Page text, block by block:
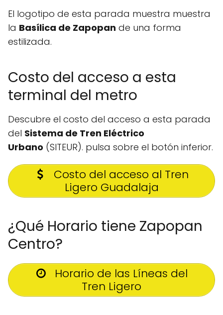
El logotipo de esta parada muestra muestra
la Basílica de Zapopan de una forma
estilizada.
Costo del acceso a esta
terminal del metro
Descubre el costo del acceso a esta parada
del Sistema de Tren Eléctrico
Urbano (SITEUR). pulsa sobre el botón inferior.
Costo del acceso al Tren
Ligero Guadalaja
¿Qué Horario tiene Zapopan
Centro?
Horario de las Líneas del
Tren Ligero